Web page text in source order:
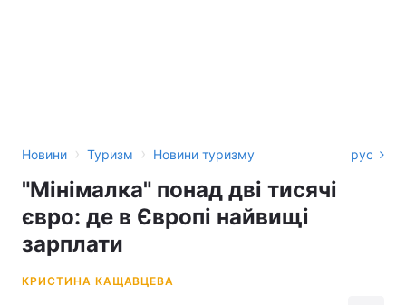
Новини › Туризм › Новини туризму рус
"Мінімалка" понад дві тисячі
євро: де в Європі найвищі
зарплати
КРИСТИНА КАЩАВЦЕВА